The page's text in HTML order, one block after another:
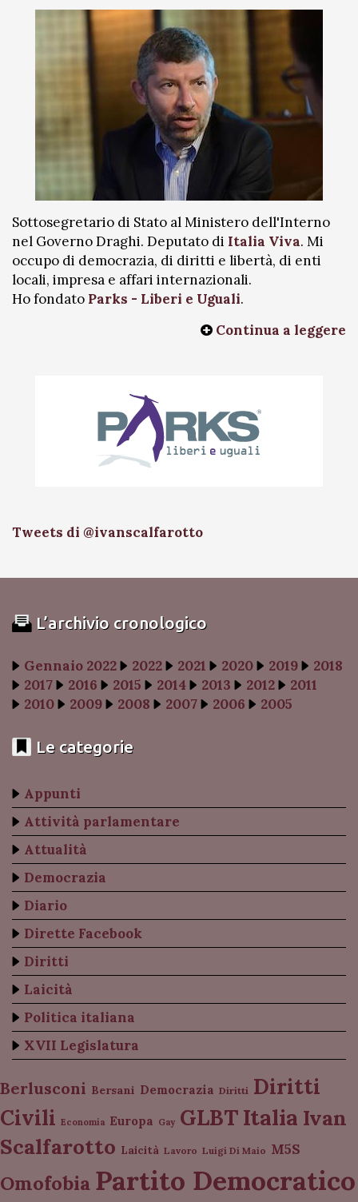
Sottosegretario di Stato al Ministero dell'Interno
nel Governo Draghi. Deputato di Italia Viva. Mi
occupo di democrazia, di diritti e libertà, di enti
locali, impresa e affari internazionali.
Ho fondato Parks - Liberi e Uguali.
Continua a leggere
Tweets di @ivanscalfarotto
L’archivio cronologico
Gennaio 2022 2022 2021 2020 2019
2018
2017
2016 2015 2014 2013 2012
2011
2010
2009 2008 2007 2006 2005
Le categorie
Appunti
Attività parlamentare
Attualità
Democrazia
Diario
Dirette Facebook
Diritti
Laicità
Politica italiana
XVII Legislatura
Berlusconi Bersani Democrazia Diritti Diritti
Civili Economia Europa Gay GLBT Italia Ivan
Scalfarotto Laicità Lavoro Luigi Di Maio M5S
Omofobia Partito Democratico